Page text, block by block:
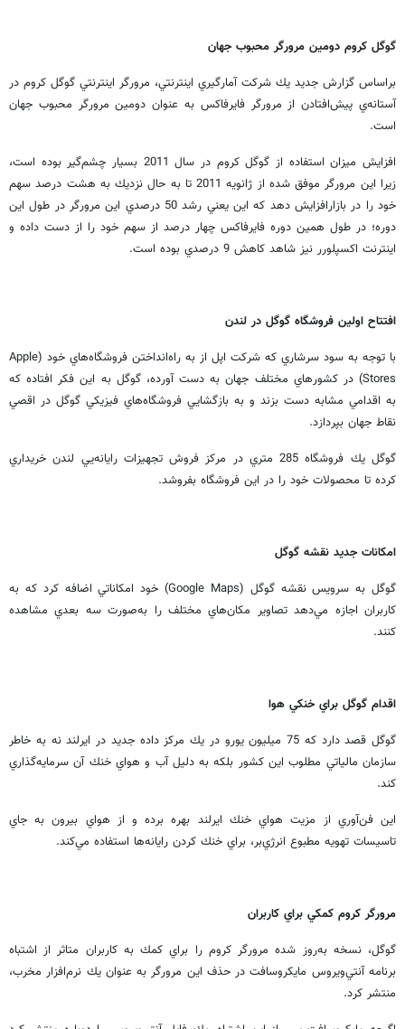
گوگل كروم دومين مرورگر محبوب جهان
براساس گزارش جديد يك شركت آمارگيري اينترنتي، مرورگر اينترنتي گوگل كروم در
آستانه‌ي پيش‌افتادن از مرورگر فايرفاكس به عنوان دومين مرورگر محبوب جهان
است.
افزايش ميزان استفاده از گوگل كروم در سال 2011 بسيار چشم‌گير بوده است،
زيرا اين مرورگر موفق شده از ژانويه 2011 تا به حال نزديك به هشت درصد سهم
خود را در بازارافزايش دهد كه اين يعني رشد 50 درصدي اين مرورگر در طول اين
دوره؛ در طول همين دوره فاير‌فاكس چهار درصد از سهم خود را از دست داده و
اينترنت اكسپلورر نيز شاهد كاهش 9 درصدي بوده است.
افتتاح اولين فروشگاه گوگل در لندن
با توجه به سود سرشاري كه شركت اپل از به راه‌انداختن فروشگاه‌هاي خود (Apple
Stores) در كشور‌هاي مختلف جهان به دست آورده، گوگل به اين فكر افتاده كه
به اقدامي مشابه دست بزند و به باز‌گشايي فروشگاه‌هاي فيزيكي گوگل در اقصي
نقاط جهان بپردازد.
گوگل يك فروشگاه 285 متري در مركز فروش تجهيزات رايانه‌يي لندن خريداري
كرده تا محصولات خود را در اين فروشگاه بفروشد.
امكانات جديد نقشه گوگل
گوگل به سرويس نقشه گوگل (Google Maps) خود امكاناتي اضافه كرد كه به
كاربران اجازه مي‌دهد تصاوير مكان‌هاي مختلف را به‌صورت سه بعدي مشاهده
كنند.
اقدام گوگل براي خنكي هوا
گوگل قصد دارد كه 75 ميليون يورو در يك مركز داده جديد در ايرلند نه به خاطر
سازمان مالياتي مطلوب اين كشور بلكه به دليل آب و هواي خنك آن سرمايه‌گذاري
كند.
اين فن‌آوري از مزيت هواي خنك ايرلند بهره برده و از هواي بيرون به جاي
تاسيسات تهويه مطبوع انرژي‌بر، براي خنك كردن رايانه‌ها استفاده مي‌كند.
مرورگر كروم كمكي براي كاربران
گوگل، نسخه به‌روز شده مرورگر كروم را براي كمك به كاربران متاثر از اشتباه
برنامه آنتي‌ويروس مايكروسافت در حذف اين مرورگر به عنوان يك نرم‌افزار مخرب،
منتشر كرد.